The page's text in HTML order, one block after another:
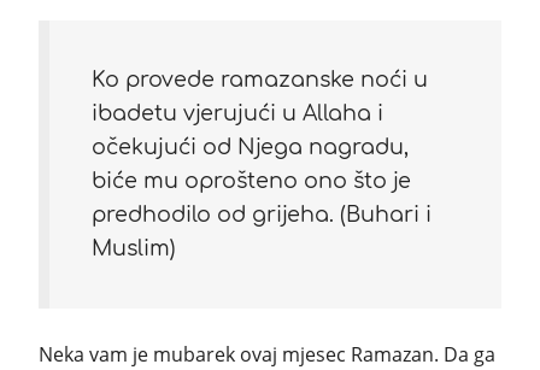
Ko provede ramazanske noći u
ibadetu vjerujući u Allaha i
očekujući od Njega nagradu,
biće mu oprošteno ono što je
predhodilo od grijeha. (Buhari i
Muslim)
Neka vam je mubarek ovaj mjesec Ramazan. Da ga